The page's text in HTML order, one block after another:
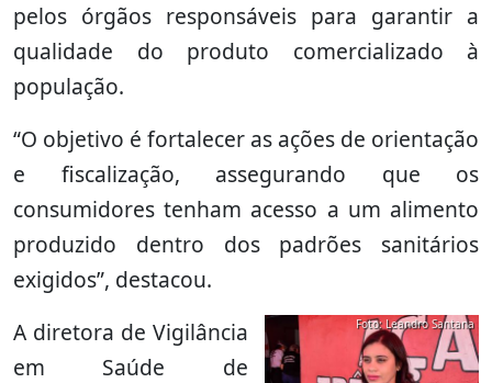
pelos órgãos responsáveis para garantir a
qualidade do produto comercializado à
população.
“O objetivo é fortalecer as ações de orientação
e fiscalização, assegurando que os
consumidores tenham acesso a um alimento
produzido dentro dos padrões sanitários
exigidos”, destacou.
Foto: Leandro Santana
A diretora de Vigilância
em Saúde de